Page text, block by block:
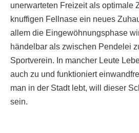
unerwarteten Freizeit als optimale
knuffigen Fellnase ein neues
allem die Eingewöhnungsphase
händelbar als zwischen Pendelei
Sportverein. In mancher Leute
auch zu und funktioniert
man in der Stadt lebt, will dieser
sein.